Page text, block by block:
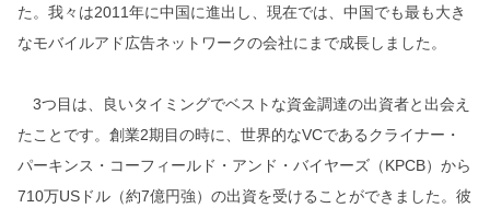
た。我々は2011年に中国に進出し、現在では、中国でも最も大き
なモバイルアド広告ネットワークの会社にまで成長しました。
3つ目は、良いタイミングでベストな資金調達の出資者と出会え
たことです。創業2期目の時に、世界的なVCであるクライナー・
パーキンス・コーフィールド・アンド・バイヤーズ（KPCB）から
710万USドル（約7億円強）の出資を受けることができました。彼